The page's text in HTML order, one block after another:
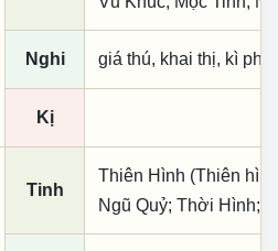
Nghi giá thú, khai thị, kì
Kị
Tinh
Thiên Hình (Thiên
Ngũ Quỷ; Thời Hình;